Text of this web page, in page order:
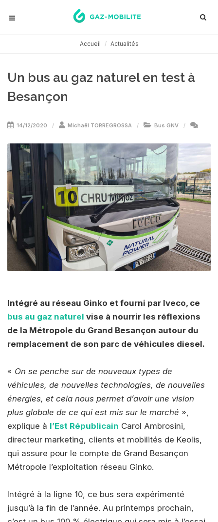
Accueil Actualités
Un bus au gaz naturel en test à
Besançon
14/12/2020 Michaël TORREGROSSA Bus GNV
Intégré au réseau Ginko et fourni par Iveco, ce
bus au gaz naturel vise à nourrir les réflexions
de la Métropole du Grand Besançon autour du
remplacement de son parc de véhicules diesel.
« On se penche sur de nouveaux types de
véhicules, de nouvelles technologies, de nouvelles
énergies, et cela nous permet d’avoir une vision
plus globale de ce qui est mis sur le marché »,
explique à l’Est Républicain Carol Ambrosini,
directeur marketing, clients et mobilités de Keolis,
qui assure pour le compte de Grand Besançon
Métropole l’exploitation réseau Ginko.
Intégré à la ligne 10, ce bus sera expérimenté
jusqu’à la fin de l’année. Au printemps prochain,